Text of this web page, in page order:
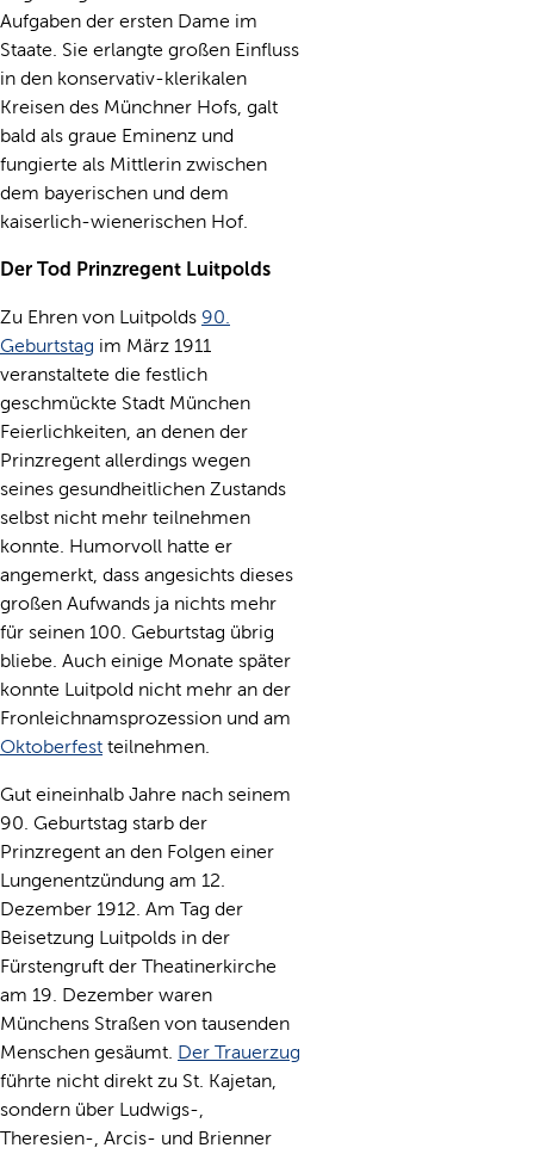
Aufgaben der ersten Dame im
Staate. Sie erlangte großen Einfluss
in den konservativ-klerikalen
Kreisen des Münchner Hofs, galt
bald als graue Eminenz und
fungierte als Mittlerin zwischen
dem bayerischen und dem
kaiserlich-wienerischen Hof.
Der Tod Prinzregent Luitpolds
Zu Ehren von Luitpolds 90.
Geburtstag im März 1911
veranstaltete die festlich
geschmückte Stadt München
Feierlichkeiten, an denen der
Prinzregent allerdings wegen
seines gesundheitlichen Zustands
selbst nicht mehr teilnehmen
konnte. Humorvoll hatte er
angemerkt, dass angesichts dieses
großen Aufwands ja nichts mehr
für seinen 100. Geburtstag übrig
bliebe. Auch einige Monate später
konnte Luitpold nicht mehr an der
Fronleichnamsprozession und am
Oktoberfest teilnehmen.
Gut eineinhalb Jahre nach seinem
90. Geburtstag starb der
Prinzregent an den Folgen einer
Lungenentzündung am 12.
Dezember 1912. Am Tag der
Beisetzung Luitpolds in der
Fürstengruft der Theatinerkirche
am 19. Dezember waren
Münchens Straßen von tausenden
Menschen gesäumt. Der Trauerzug
führte nicht direkt zu St. Kajetan,
sondern über Ludwigs-,
Theresien-, Arcis- und Brienner